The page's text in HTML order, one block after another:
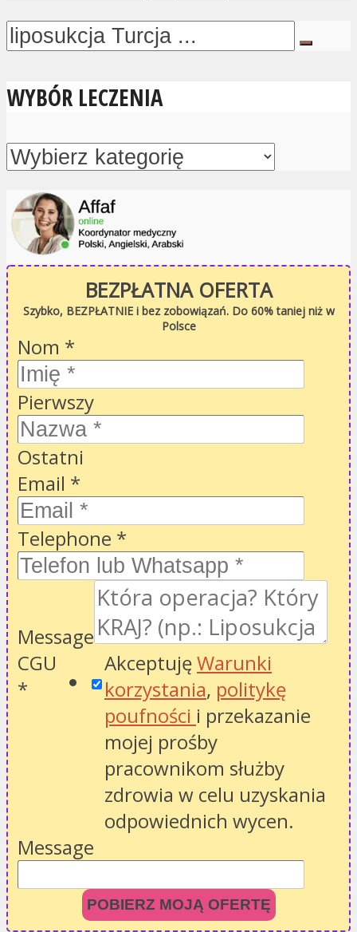
WYBÓR LECZENIA
BEZPŁATNA OFERTA
Szybko, BEZPŁATNIE i bez zobowiązań. Do 60% taniej niż w
Polsce
Nom *
Pierwszy
Ostatni
Email *
Telephone *
Message
CGU
*
AkceptujęWarunki
korzystania, politykę
poufności i przekazanie
mojej prośby
pracownikom służby
zdrowia w celu uzyskania
odpowiednich wycen.
Message
POBIERZ MOJĄ OFERTĘ